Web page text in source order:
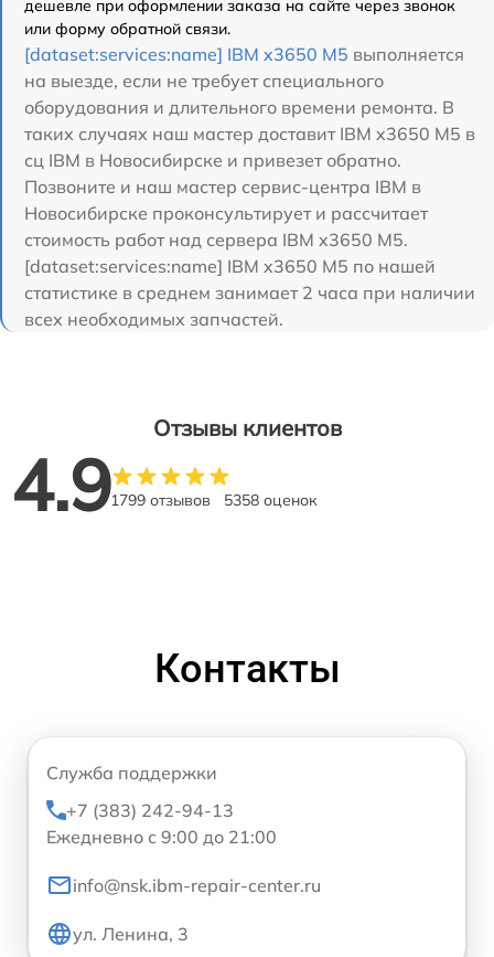
дешевле при оформлении заказа на сайте через звонок
или форму обратной связи.
[dataset:services:name] IBM x3650 M5 выполняется
на выезде, если не требует специального
оборудования и длительного времени ремонта. В
таких случаях наш мастер доставит IBM x3650 M5 в
сц IBM в Новосибирске и привезет обратно.
Позвоните и наш мастер сервис-центра IBM в
Новосибирске проконсультирует и рассчитает
стоимость работ над сервера IBM x3650 M5.
[dataset:services:name] IBM x3650 M5 по нашей
статистике в среднем занимает 2 часа при наличии
всех необходимых запчастей.
Отзывы клиентов
4.91799 отзывов 5358 оценок
Контакты
Служба поддержки
+7 (383) 242-94-13
Ежедневно с 9:00 до 21:00
info@nsk.ibm-repair-center.ru
ул. Ленина, 3